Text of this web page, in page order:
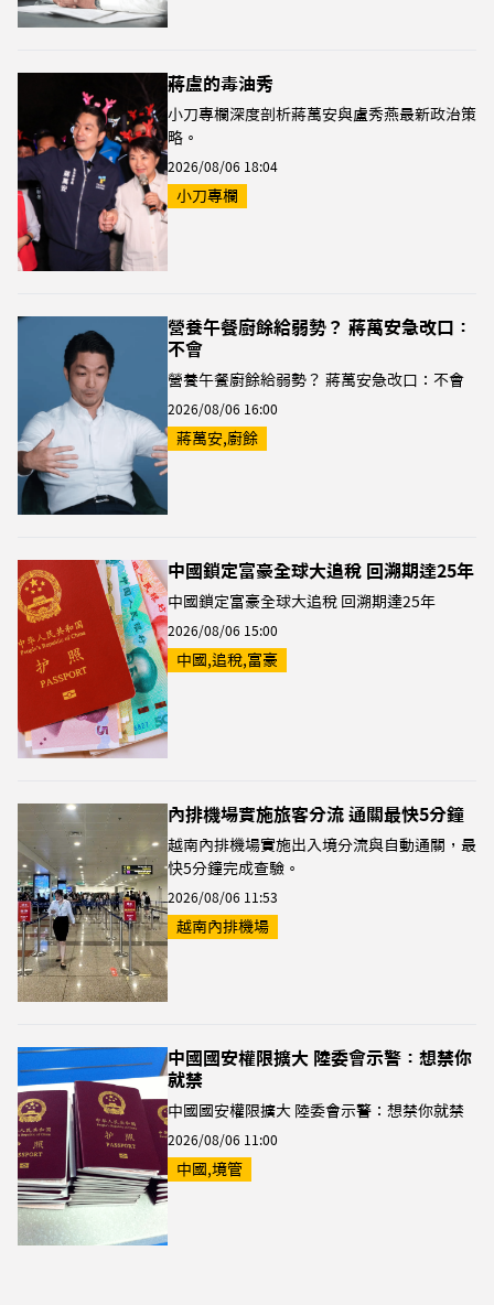
蔣盧的毒油秀
小刀專欄深度剖析蔣萬安與盧秀燕最新政治策
略。
2026/08/06 18:04
小刀專欄
營養午餐廚餘給弱勢？ 蔣萬安急改口：
不會
營養午餐廚餘給弱勢？ 蔣萬安急改口：不會
2026/08/06 16:00
蔣萬安,廚餘
中國鎖定富豪全球大追稅 回溯期達25年
中國鎖定富豪全球大追稅 回溯期達25年
2026/08/06 15:00
中國,追稅,富豪
內排機場實施旅客分流 通關最快5分鐘
越南內排機場實施出入境分流與自動通關，最
快5分鐘完成查驗。
2026/08/06 11:53
越南內排機場
中國國安權限擴大 陸委會示警：想禁你
就禁
中國國安權限擴大 陸委會示警：想禁你就禁
2026/08/06 11:00
中國,境管